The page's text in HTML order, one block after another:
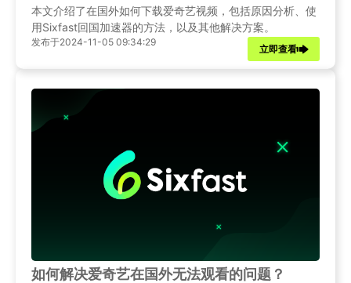
本文介绍了在国外如何下载爱奇艺视频，包括原因分析、使
用Sixfast回国加速器的方法，以及其他解决方案。
发布于2024-11-05 09:34:29
立即查看
如何解决爱奇艺在国外无法观看的问题？